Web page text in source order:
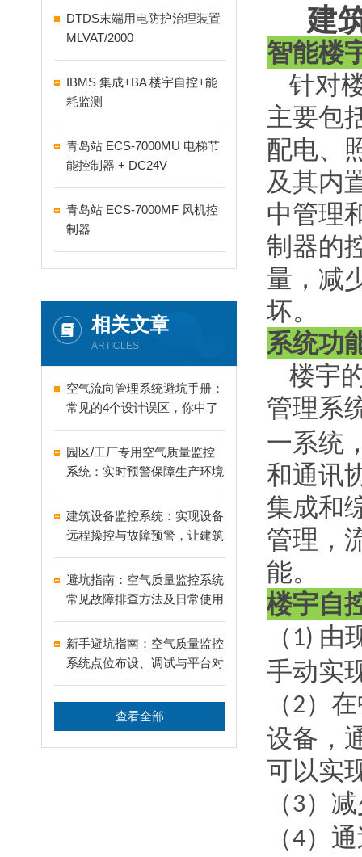
DTDS末端用电防护治理装置
MLVAT/2000
IBMS 集成+BA 楼宇自控+能
耗监测
青岛站 ECS-7000MU 电梯节
能控制器 + DC24V
青岛站 ECS-7000MF 风机控
制器
相关文章
ARTICLES
空气流向管理系统避坑手册：
常见的4个设计误区，你中了
几个？
园区/工厂专用空气质量监控
系统：实时预警保障生产环境
安全
建筑设备监控系统：实现设备
远程操控与故障预警，让建筑
管理告别繁琐更高效
避坑指南：空气质量监控系统
常见故障排查方法及日常使用
高频误区全面纠正
新手避坑指南：空气质量监控
系统点位布设、调试与平台对
接完整操作步骤
查看全部
建
智能楼
针对
主要包
配电、
及其内
中管理
制器的
量，减
坏。
系统功
楼宇
管理系
一系统
和通讯
集成和
管理，
能。
楼宇自
（ 1) 由
手动实
（2）
设备，
可以实
（3）
（4）